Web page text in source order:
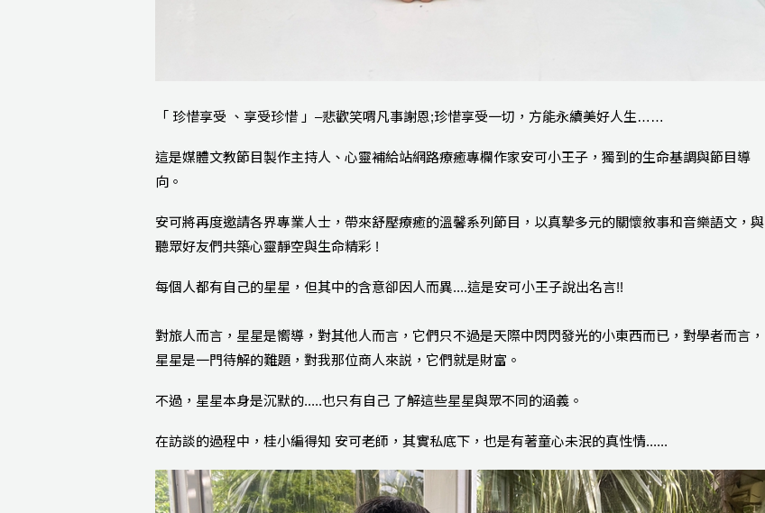
「 珍惜享受 、享受珍惜 」–悲歡笑喟凡事謝恩;珍惜享受一切，方能永續美好人生……
這是媒體文教節目製作主持人、心靈補給站網路療癒專欄作家安可小王子，獨到的生命基調與節目導
向。
安可將再度邀請各界專業人士，帶來舒壓療癒的溫馨系列節目，以真摯多元的關懷敘事和音樂語文，與
聽眾好友們共築心靈靜空與生命精彩 !
每個人都有自己的星星，但其中的含意卻因人而異....這是安可小王子說出名言!!
對旅人而言，星星是嚮導，對其他人而言，它們只不過是天際中閃閃發光的小東西而已，對學者而言，
星星是一門待解的難題，對我那位商人來説，它們就是財富。
不過，星星本身是沉默的.....也只有自己 了解這些星星與眾不同的涵義。
在訪談的過程中，桂小編得知 安可老師，其實私底下，也是有著童心未泯的真性情......